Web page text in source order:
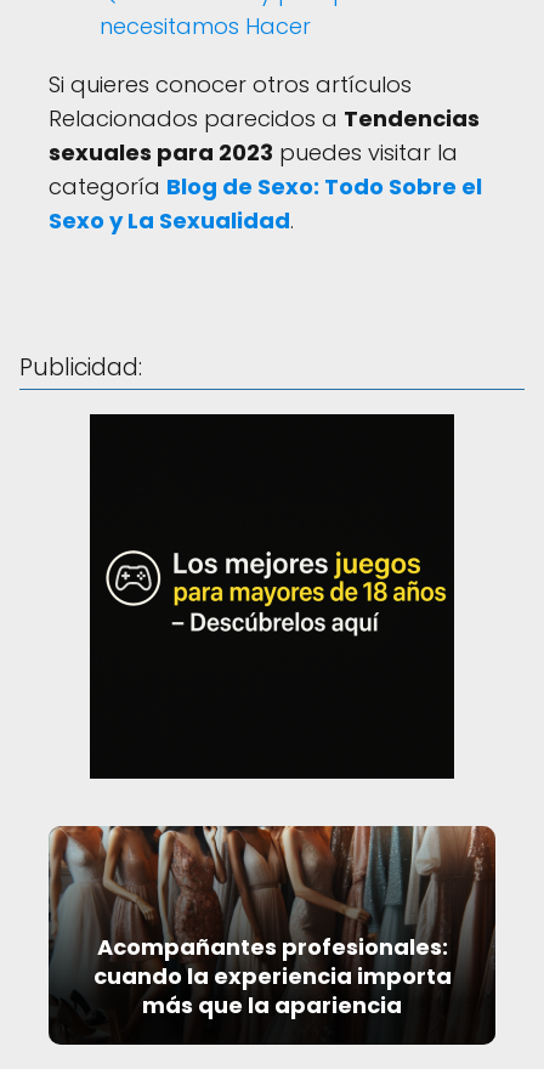
necesitamos Hacer
Si quieres conocer otros artículos
Relacionados parecidos a Tendencias
sexuales para 2023 puedes visitar la
categoría Blog de Sexo: Todo Sobre el
Sexo y La Sexualidad.
Publicidad:
Acompañantes profesionales:
cuando la experiencia importa
más que la apariencia